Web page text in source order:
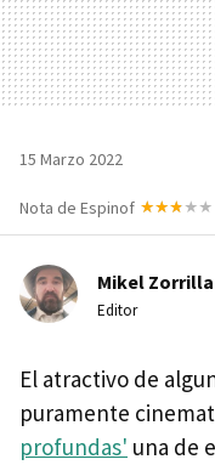
15 Marzo 2022
Nota de Espinof
Mikel Zorrilla
Editor
El atractivo de
puramente
profundas' una de